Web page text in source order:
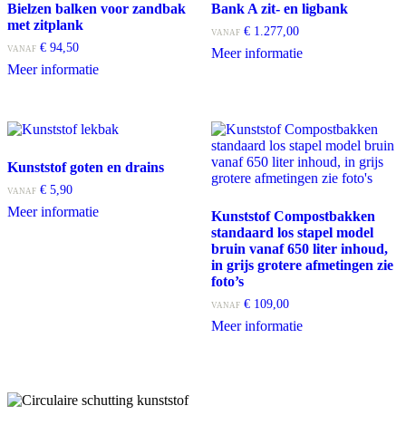
Bielzen balken voor zandbak
met zitplank
VANAF € 94,50
Meer informatieDit
variaties.
optie
worden
Bank A zit- en ligbank
VANAF €1.277,00
Meer informatieDit
Deze
optie
kan
gekozen
op
de
productpagina
Kunststof goten en drains
VANAF € 5,90
Meer informatieDit
productpagina
Kunststof Compostbakken
standaard los stapel model
bruin vanaf 650 liter inhoud,
in grijs grotere afmetingen zie
foto’s
VANAF €109,00
Meer informatieDit